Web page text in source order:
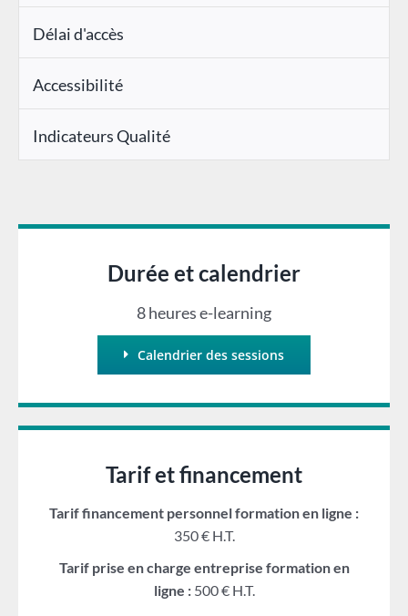
Délai d'accès
Accessibilité
Indicateurs Qualité
Durée et calendrier
8 heures e-learning
Calendrier des sessions
Tarif et financement
Tarif financement personnel formation en ligne :
350 € H.T.
Tarif prise en charge entreprise formation en
ligne : 500 € H.T.